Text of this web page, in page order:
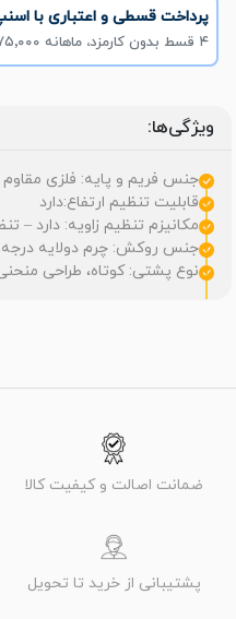
پرداخت قسطی و اعتباری با
۴ قسط بدون کارمزد، ماهانه ۳٬۴۷۵٬۰۰۰ تومان
ویژگی‌ها:
جنس فریم و پایه: فلزی مقاوم
قابلیت تنظیم ارتفاع:دارد
مکانیزم تنظیم زاویه: دارد –
جنس روکش: چرم دولایه درجه1 / پارچه
نوع پشتی: کوتاه، طراحی
ضمانت اصالت و کیفیت کالا
پشتیبانی از خرید تا تحویل